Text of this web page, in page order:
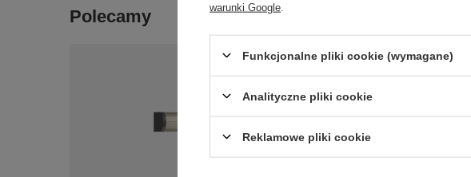
Polecamy
warunki Google
Funkcjonalne pliki cookie (wymagane)
Analityczne pliki cookie
Reklamowe pliki cookie